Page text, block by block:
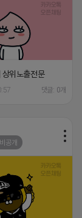
위노출전문
댓글: 0개
비공개